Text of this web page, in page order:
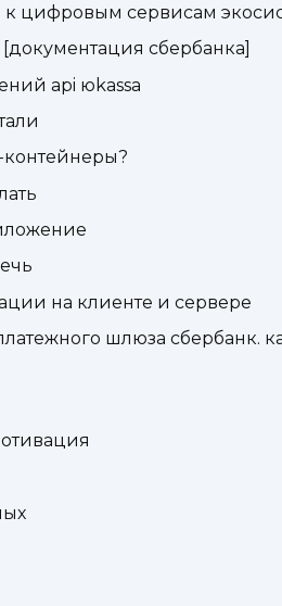
цифровым сервисам
сбербанка]
api юkassa
контейнеры?
на клиенте и сервере
шлюза сбербанк.